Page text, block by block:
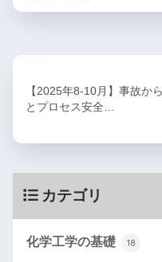
【2025年8-10月】事故か
とプロセス安全…
カテゴリ
化学工学の基礎 18